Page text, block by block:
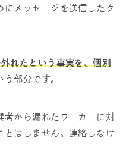
メッセージを送信したク
れたという事実を、個別
う部分です。
考から漏れたワーカーに対
とはしません。連絡しなけ